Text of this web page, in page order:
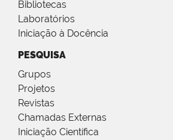
Bibliotecas
Laboratórios
Iniciação à Docência
PESQUISA
Grupos
Projetos
Revistas
Chamadas Externas
Iniciação Científica